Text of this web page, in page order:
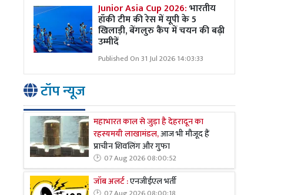
Junior Asia Cup 2026:भारतीय
हॉकी टीम की रेस में यूपी के 5
खिलाड़ी, बेंगलुरु कैंप में चयन की बढ़ी
उम्मीदें
Published On 31 Jul 2026 14:03:33
टॉप न्यूज
महाभारत काल से जुड़ा है देहरादून का
रहस्यमयी लाखामंडल,आज भी मौजूद हैं
प्राचीन शिवलिंग और गुफा
07 Aug 2026 08:00:52
जॉब अलर्ट :एनजीईएल भर्ती